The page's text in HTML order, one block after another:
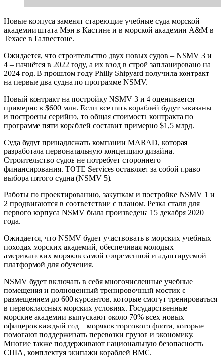
Новые корпуса заменят стареющие учебные суда морской
академии штата Мэн в Кастине и в морской академии A&M в
Техасе в Галвестоне.
Ожидается, что строительство двух новых судов – NSMV 3 и
4 – начнётся в 2022 году, а их ввод в строй запланировано на
2024 год. В прошлом году Philly Shipyard получила контракт
на первые два судна по программе NSMV.
Новый контракт на постройку NSMV 3 и 4 оценивается
примерно в $600 млн. Если все пять кораблей будут заказаны
и построены серийно, то общая стоимость контракта по
программе пяти кораблей составит примерно $1,5 млрд.
Суда будут принадлежать компании MARAD, которая
разработала первоначальную концепцию дизайна.
Строительство судов не потребует стороннего
финансирования. TOTE Services оставляет за собой право
выбора пятого судна (NSMV 5).
Работы по проектированию, закупкам и постройке NSMV 1 и
2 продвигаются в соответствии с планом. Резка стали для
первого корпуса NSMV была произведена 15 декабря 2020
года.
Ожидается, что NSMV будет участвовать в морских учебных
походах морских академий, обеспечивая молодых
американских моряков самой современной и адаптируемой
платформой для обучения.
NSMV будет включать в себя многочисленные учебные
помещения и полноценный тренировочный мостик с
размещением до 600 курсантов, которые смогут тренироваться
в первоклассных морских условиях. Государственные
морские академии выпускают около 70% всех новых
офицеров каждый год – моряков торгового флота, которые
помогают поддерживать перевозки грузов и экономику.
Многие также поддерживают национальную безопасность
США, комплектуя экипажи кораблей ВМС.